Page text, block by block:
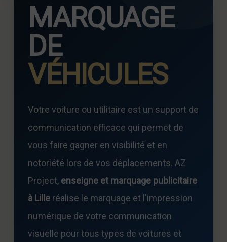
MARQUAGE
DE
VÉHICULES
Votre voiture ou utilitaire est un support de
communication efficace qui permet de
vous faire gagner en visibilité et en
notoriété lors de vos déplacements. AZ
Project, enseigne et marquage publicitaire
à Lille réalise le marquage et l'impression
numérique de votre communication
visuelle pour tous types de voitures et